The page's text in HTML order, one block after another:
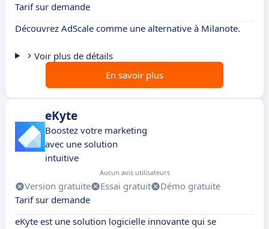
Tarif sur demande
Découvrez AdScale comme une alternative à Milanote.
Voir plus de détails
En savoir plus
eKyte
Boostez votre marketing
avec une solution
intuitive
Aucun avis utilisateurs
Version gratuite Essai gratuit
Démo gratuite
Tarif sur demande
eKyte est une solution logicielle innovante qui se